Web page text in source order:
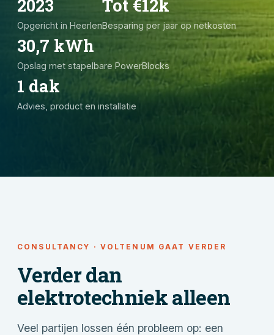
2023
Opgericht in Heerlen
Tot €12k
Besparing per jaar op netkosten
30,7 kWh
Opslag met stapelbare PowerBlocks
1 dak
Advies, product en installatie
CONSULTANCY · VOLTENUM GAAT VERDER
Verder dan
elektrotechniek alleen
Veel partijen lossen één probleem op: een